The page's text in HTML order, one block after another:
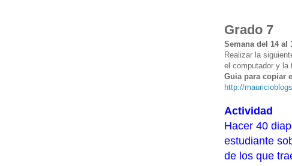
Grado 7
Semana del 14 al
Realizar la
el computador y la
Guia para copiar
http://
Actividad
Hacer 40
estudiante
de los que